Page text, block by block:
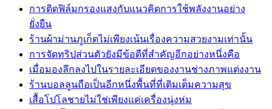
การติดฟิล์มกรองแสงกับแนวคิดการใช้พลังงานอย่าง
ยั่งยืน
ร้านผ้าม่านภูเก็ตไม่เพียงเน้นเรื่องความสวยงามเท่านั้น
การจัดทริปส่วนตัวยังมีข้อดีที่สำคัญอีกอย่างหนึ่งคือ
เมื่อมองลึกลงไปในรายละเอียดของงานช่างภาพแต่งงาน
ร้านบอลลูนถือเป็นอีกหนึ่งพื้นที่ที่เติมเต็มความสุข
เสื้อโปโลชายไม่ใช่เพียงแค่เครื่องนุ่งห่ม